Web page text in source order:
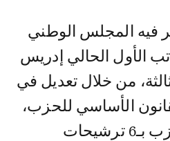
فيه المجلس الوطني
الأول الحالي إدريس
من خلال تعديل في
الأساسي للحزب،
أعلن عن توصل الحزب بـ6 ترشيحات